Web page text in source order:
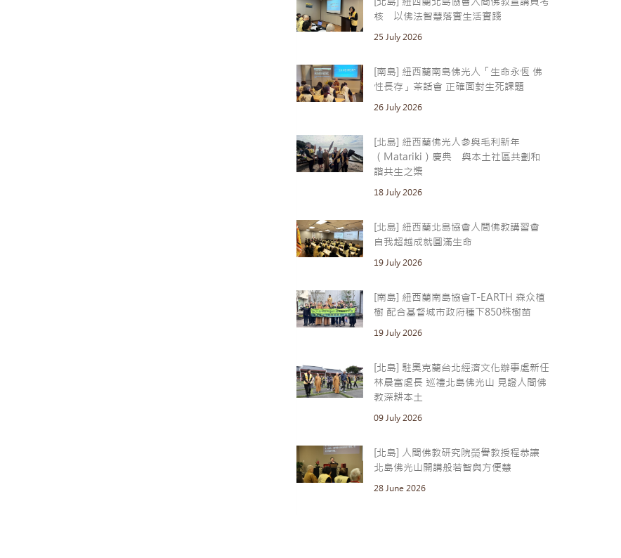
核 以佛法智慧落實生活實踐
25 July 2026
[南島] 紐西蘭南島佛光人「生命永恆 佛
性長存」茶話會 正確面對生死課題
26 July 2026
[北島] 紐西蘭佛光人參與毛利新年
（Matariki）慶典 與本土社區共劃和
諧共生之槳
18 July 2026
[北島] 紐西蘭北島協會人間佛教講習會
自我超越成就圓滿生命
19 July 2026
[南島] 紐西蘭南島協會T-EARTH 森众植
樹 配合基督城市政府種下850株樹苗
19 July 2026
[北島] 駐奧克蘭台北經濟文化辦事處新任
林晨富處長 巡禮北島佛光山 見證人間佛
教深耕本土
09 July 2026
[北島] 人間佛教研究院榮譽教授程恭讓
北島佛光山開講般若智與方便慧
28 June 2026